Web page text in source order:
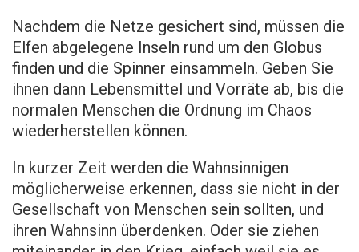
Nachdem die Netze gesichert sind, müssen die
Elfen abgelegene Inseln rund um den Globus
finden und die Spinner einsammeln. Geben Sie
ihnen dann Lebensmittel und Vorräte ab, bis die
normalen Menschen die Ordnung im Chaos
wiederherstellen können.
In kurzer Zeit werden die Wahnsinnigen
möglicherweise erkennen, dass sie nicht in der
Gesellschaft von Menschen sein sollten, und
ihren Wahnsinn überdenken. Oder sie ziehen